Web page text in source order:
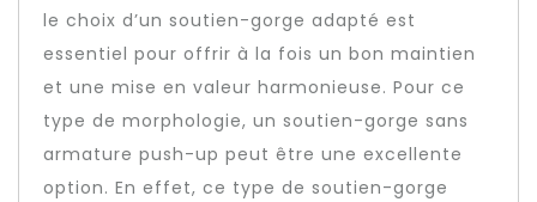
le choix d’un soutien-gorge adapté est
essentiel pour offrir à la fois un bon maintien
et une mise en valeur harmonieuse. Pour ce
type de morphologie, un soutien-gorge sans
armature push-up peut être une excellente
option. En effet, ce type de soutien-gorge